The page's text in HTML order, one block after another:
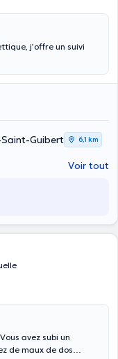
j’offre un suivi
Guibert 6,1 km
Voir tout
avez subi un